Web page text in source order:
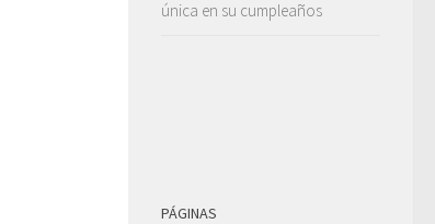
única en su cumpleaños
PÁGINAS